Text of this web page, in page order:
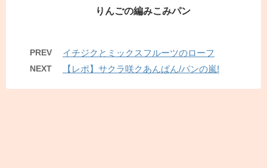
りんごの編みこみパン
PREV イチジクとミックスフルーツのローフ
NEXT 【レポ】サクラ咲クあんぱん/パンの嵐!